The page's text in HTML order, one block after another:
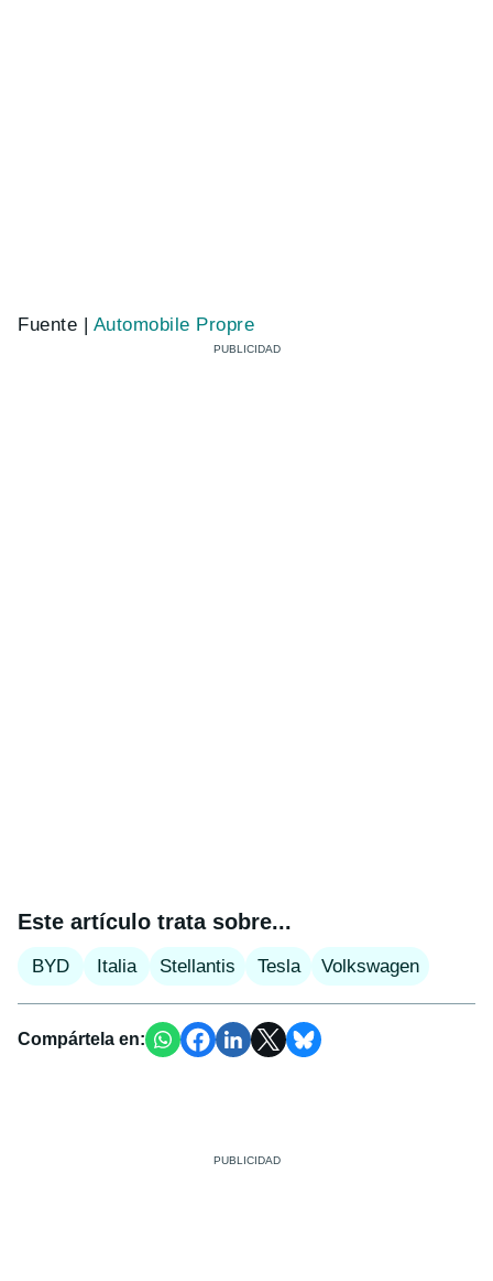
Fuente | Automobile Propre
Este artículo trata sobre...
BYD Italia Stellantis Tesla Volkswagen
Compártela en: